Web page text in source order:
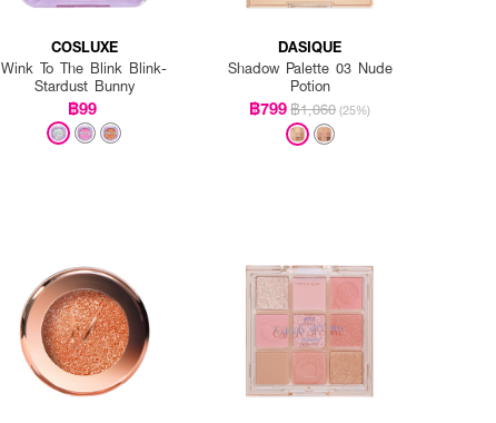
COSLUXE
Wink To The Blink Blink-
Stardust Bunny
฿99
DASIQUE
Shadow Palette 03 Nude
Potion
฿799฿1,060 (25%)